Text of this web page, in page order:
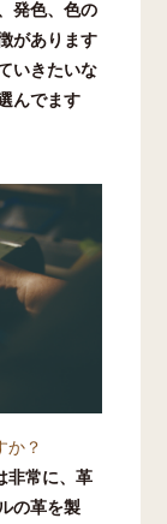
発色、色の
があります
いきたいな
んでます
か？
非常に、革
の革を製